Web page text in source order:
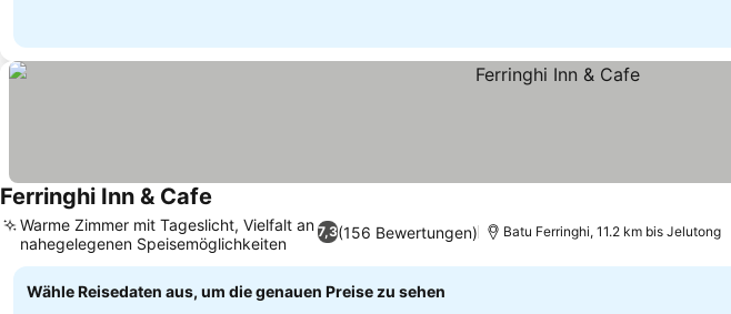
Ferringhi Inn & Cafe
7,3(156 Bewertungen)
Warme Zimmer mit Tageslicht, Vielfalt an
nahegelegenen Speisemöglichkeiten
Batu Ferringhi, 11.2 km bis Jelutong
Wähle Reisedaten aus, um die genauen Preise zu sehen